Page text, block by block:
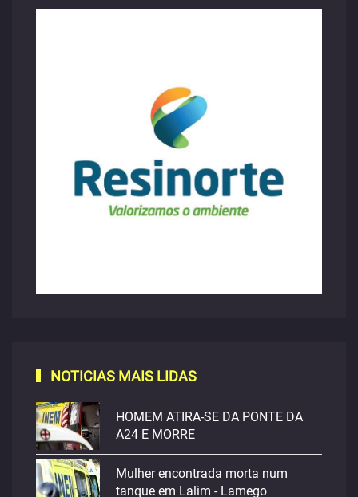
NOTICIAS MAIS LIDAS
HOMEM ATIRA-SE DA PONTE DA
A24 E MORRE
Mulher encontrada morta num
tanque em Lalim - Lamego